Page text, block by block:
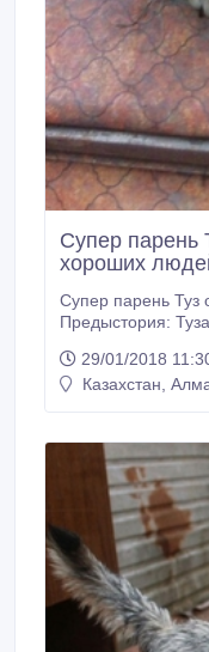
Супер парень
хороших
Супер парень Туз
Предыстория:
очень умный пес, знает команды "сидеть" и "дай
лапу", хороший охранник и друг, но ему нужно
неизвестно.
29/01/2018
Казахстан,